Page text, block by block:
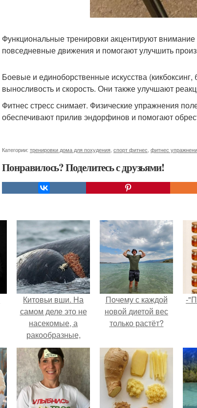
Функциональные тренировки акцентируют
повседневные движения и помогают улучшить
Боевые и единоборственные искусства (кикбоксинг,
выносливость и скорость. Они также улучшают
Фитнес стресс снимает. Физические упражнения
обеспечивают прилив эндорфинов и помогают
Категории: тренировки дома для похудения спорт фитнес фитнес
Понравилось? Поделитесь с друзьями!
Китовьи вши. На
самом деле это не
насекомые, а
ракообразные,
относящиеся к
бокоплавам.
Почему с каждой
новой диетой вес
только растёт?
-